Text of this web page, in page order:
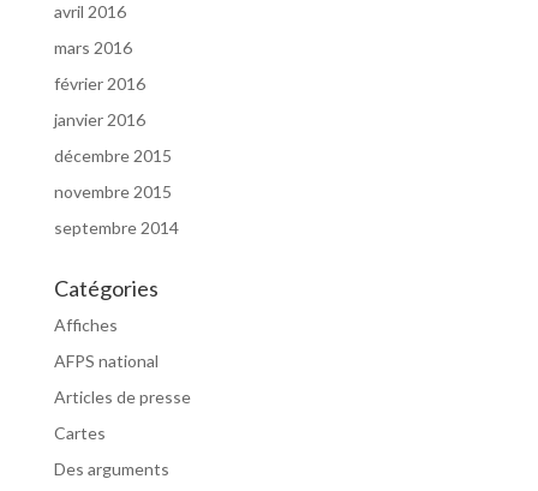
avril 2016
mars 2016
février 2016
janvier 2016
décembre 2015
novembre 2015
septembre 2014
Catégories
Affiches
AFPS national
Articles de presse
Cartes
Des arguments